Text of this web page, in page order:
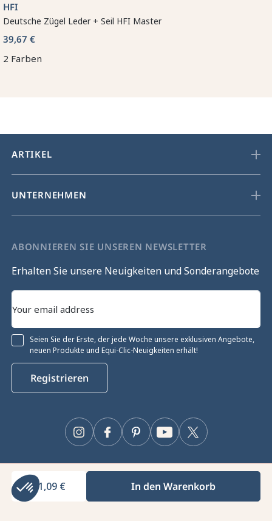
11,09 € In den Warenkorb
HFI
Deutsche Zügel Leder + Seil HFI Master
39,67 €
2 Farben
ARTIKEL
UNTERNEHMEN
ABONNIEREN SIE UNSEREN NEWSLETTER
Erhalten Sie unsere Neuigkeiten und Sonderangebote
Seien Sie der Erste, der jede Woche unsere exklusiven Angebote,
neuen Produkte und Equi-Clic-Neuigkeiten erhält!
Registrieren
Facebook Twitter
YouTube
Pinterest
Instagram
Equiclic © 2026